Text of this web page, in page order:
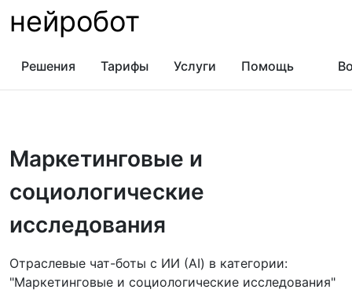
нейробот
Решения Тарифы Услуги Помощь
Маркетинговые и
социологические
исследования
Отраслевые чат-боты с ИИ (AI) в категории:
"Маркетинговые и социологические исследования"